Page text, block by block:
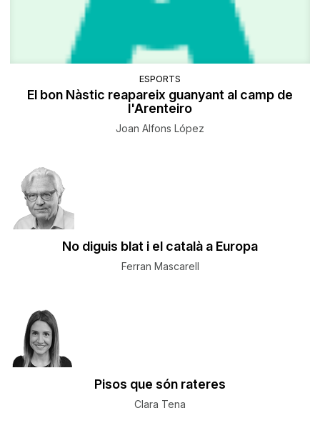
ESPORTS
El bon Nàstic reapareix guanyant al camp de
l'Arenteiro
Joan Alfons López
No diguis blat i el català a Europa
Ferran Mascarell
​Pisos que són rateres
Clara Tena